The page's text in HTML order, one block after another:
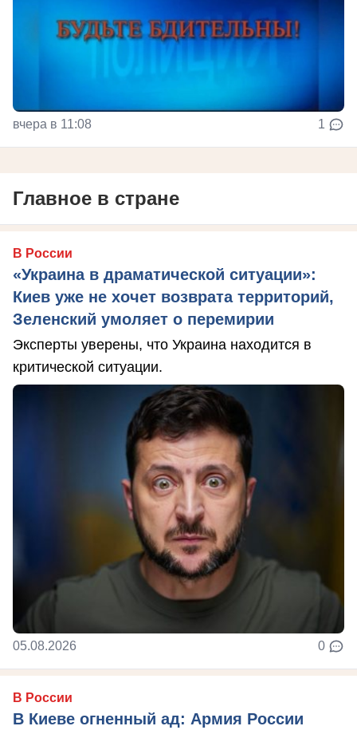
вчера в 11:08 1
Главное в стране
В России
«Украина в драматической ситуации»:
Киев уже не хочет возврата территорий,
Зеленский умоляет о перемирии
Эксперты уверены, что Украина находится в
критической ситуации.
05.08.2026 0
В России
В Киеве огненный ад: Армия России